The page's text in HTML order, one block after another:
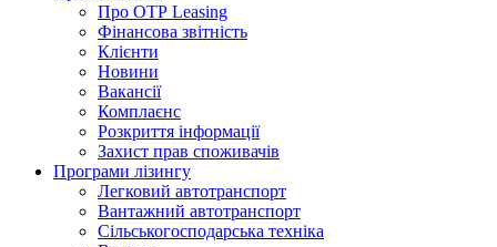
Про ОТР Leasing
Фінансова звітність
Клієнти
Новини
Вакансії
Комплаєнс
Розкриття інформації
Захист прав споживачів
Програми лізингу
Легковий автотранспорт
Вантажний автотранспорт
Cільськогосподарська техніка